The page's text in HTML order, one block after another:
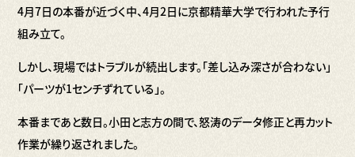
4月7日の本番が近づく中、4月2日に京都精華大学で行われた予行
組み立て。
しかし、現場ではトラブルが続出します。「差し込み深さが合わない」
「パーツが1センチずれている」。
本番まであと数日。小田と志方の間で、怒涛のデータ修正と再カット
作業が繰り返されました。